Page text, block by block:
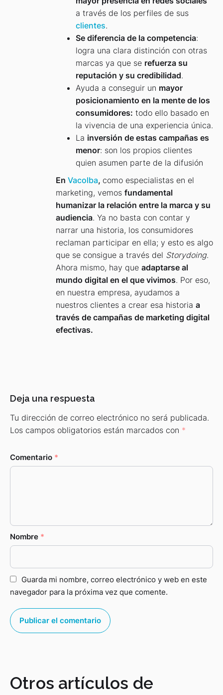
a través de los perfiles de sus
clientes.
Se diferencia de la competencia:
logra una clara distinción con otras
marcas ya que se refuerza su
reputación y su credibilidad.
Ayuda a conseguir un mayor
posicionamiento en la mente de los
consumidores: todo ello basado en
la vivencia de una experiencia única.
La inversión de estas campañas es
menor: son los propios clientes
quien asumen parte de la difusión
En Vacolba, como especialistas en el
marketing, vemos fundamental
humanizar la relación entre la marca y su
audiencia. Ya no basta con contar y
narrar una historia, los consumidores
reclaman participar en ella; y esto es algo
que se consigue a través del Storydoing.
Ahora mismo, hay que adaptarse al
mundo digital en el que vivimos. Por eso,
en nuestra empresa, ayudamos a
nuestros clientes a crear esa historia a
través de campañas de marketing digital
efectivas.
Deja una respuesta
Tu dirección de correo electrónico no será publicada.
Los campos obligatorios están marcados con *
Comentario *
Nombre *
Guarda mi nombre, correo electrónico y web en este
navegador para la próxima vez que comente.
Otros artículos de